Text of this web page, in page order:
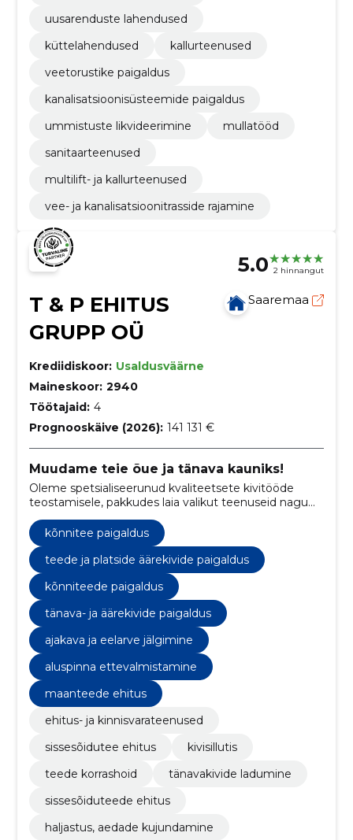
uusarenduste lahendused
küttelahendused
kallurteenused
veetorustike paigaldus
kanalisatsioonisüsteemide paigaldus
ummistuste likvideerimine
mullatööd
sanitaarteenused
multilift- ja kallurteenused
vee- ja kanalisatsioonitrasside rajamine
5.0 2 hinnangut
T & P EHITUS
GRUPP OÜ
Saaremaa
Krediidiskoor: Usaldusväärne
Maineskoor: 2940
Töötajaid: 4
Prognooskäive (2026): 141 131 €
Muudame teie õue ja tänava kauniks!
Oleme spetsialiseerunud kvaliteetsete kivitööde
teostamisele, pakkudes laia valikut teenuseid nagu
tänava- ja äärekivide paigaldus ning erinevate
kivitoodete kasutamine.
kõnnitee paigaldus
teede ja platside äärekivide paigaldus
kõnniteede paigaldus
tänava- ja äärekivide paigaldus
ajakava ja eelarve jälgimine
aluspinna ettevalmistamine
maanteede ehitus
ehitus- ja kinnisvarateenused
sissesõidutee ehitus
kivisillutis
teede korrashoid
tänavakivide ladumine
sissesõiduteede ehitus
haljastus, aedade kujundamine